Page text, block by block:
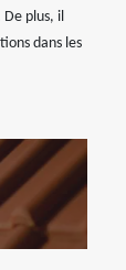
plus, il
dans les